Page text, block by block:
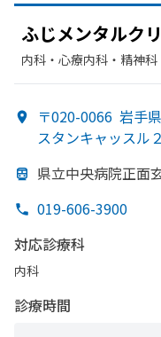
ふじメンタルク
内科・​心療内科・​精神
〒020-0066 岩手
スタンキャッスル
県立中央病院正面
019-606-3900
対応診療科
内科
診療時間